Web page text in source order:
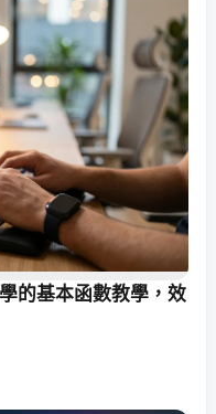
的基本函數教學，效